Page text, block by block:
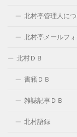
北村亭管理人に
北村亭メールフ
北村ＤＢ
書籍ＤＢ
雑誌記事ＤＢ
北村語録